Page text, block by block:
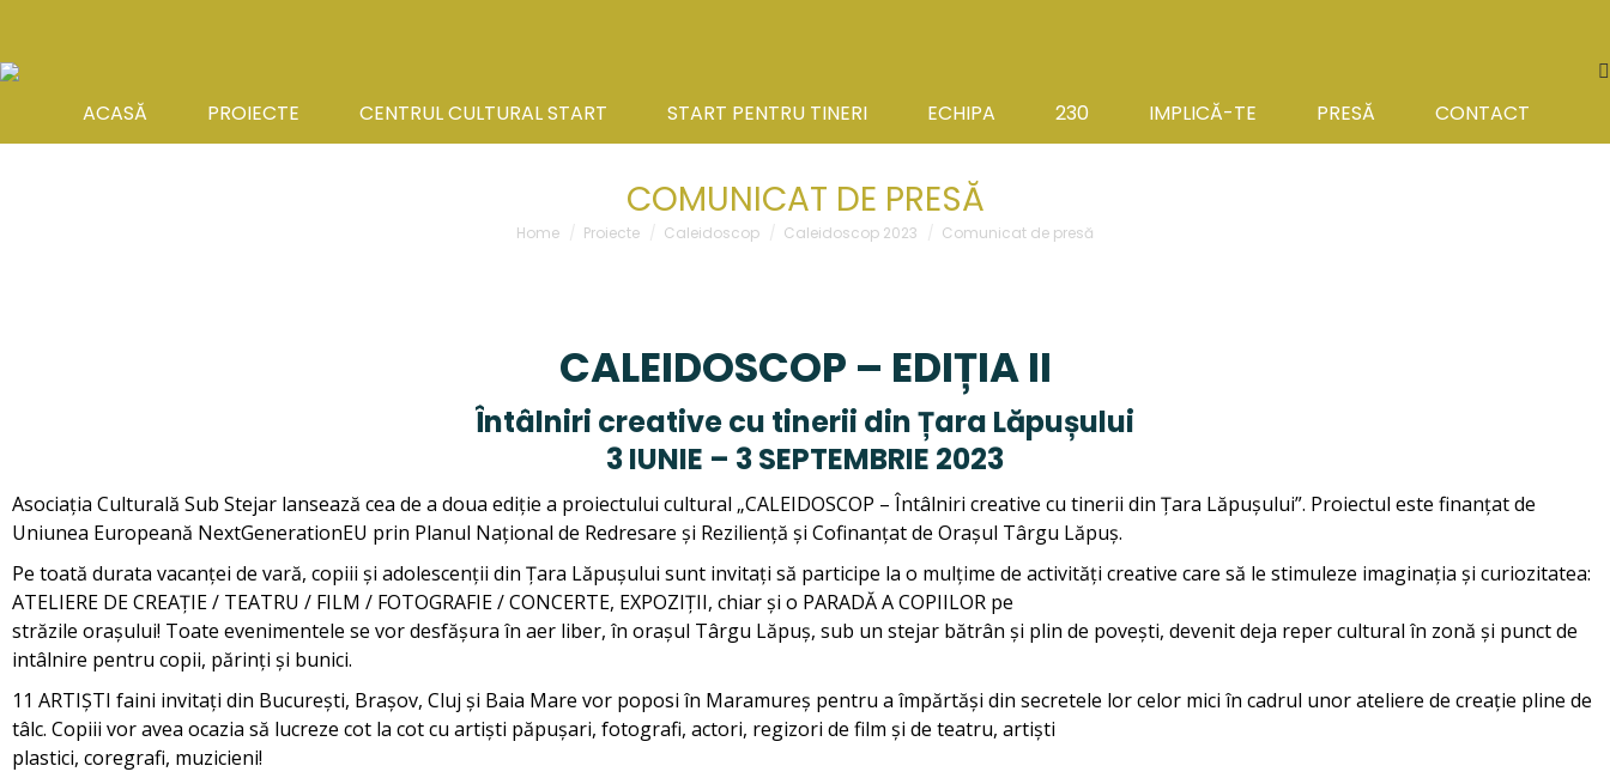
ACASĂ PROIECTE CENTRUL CULTURAL START START PENTRU TINERI ECHIPA 230 IMPLICĂ-TE PRESĂ CONTACT
COMUNICAT DE PRESĂ
You are here:
Home Proiecte Caleidoscop Caleidoscop 2023 Comunicat de presă
CALEIDOSCOP – EDIȚIA II
Întâlniri creative cu tinerii din Țara Lăpușului
3 IUNIE – 3 SEPTEMBRIE 2023
Asociația Culturală Sub Stejar lansează cea de a doua ediție a proiectului cultural „CALEIDOSCOP – Întâlniri creative cu tinerii din Țara Lăpușului”. Proiectul este finanțat de
Uniunea Europeană NextGenerationEU prin Planul Național de Redresare și Reziliență și Cofinanțat de Orașul Târgu Lăpuș.
Pe toată durata vacanței de vară, copiii și adolescenții din Țara Lăpușului sunt invitați să participe la o mulțime de activități creative care să le stimuleze imaginația și curiozitatea:
ATELIERE DE CREAȚIE / TEATRU / FILM / FOTOGRAFIE / CONCERTE, EXPOZIȚII, chiar și o PARADĂ A COPIILOR pe
străzile orașului! Toate evenimentele se vor desfășura în aer liber, în orașul Târgu Lăpuș, sub un stejar bătrân și plin de povești, devenit deja reper cultural în zonă și punct de
intâlnire pentru copii, părinți și bunici.
11 ARTIȘTI faini invitați din București, Brașov, Cluj și Baia Mare vor poposi în Maramureș pentru a împărtăși din secretele lor celor mici în cadrul unor ateliere de creație pline de
tâlc. Copiii vor avea ocazia să lucreze cot la cot cu artiști păpușari, fotografi, actori, regizori de film și de teatru, artiști
plastici, coregrafi, muzicieni!